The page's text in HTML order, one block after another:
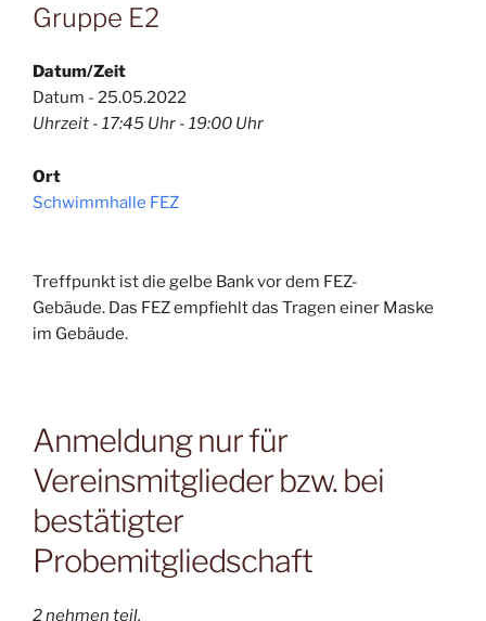
Gruppe E2
Datum/Zeit
Datum - 25.05.2022
Uhrzeit - 17:45 Uhr - 19:00 Uhr
Ort
Schwimmhalle FEZ
Treffpunkt ist die gelbe Bank vor dem FEZ-
Gebäude. Das FEZ empfiehlt das Tragen einer Maske
im Gebäude.
Anmeldung nur für
Vereinsmitglieder bzw. bei
bestätigter
Probemitgliedschaft
2 nehmen teil.